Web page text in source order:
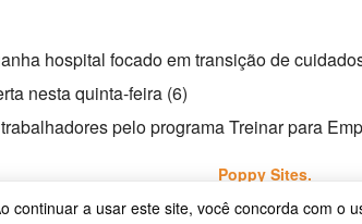
hospital focado em transição de
nesta quinta-feira (6)
pelo programa Treinar para
Poppy Sites.
continuar a usar este site, você concorda com o